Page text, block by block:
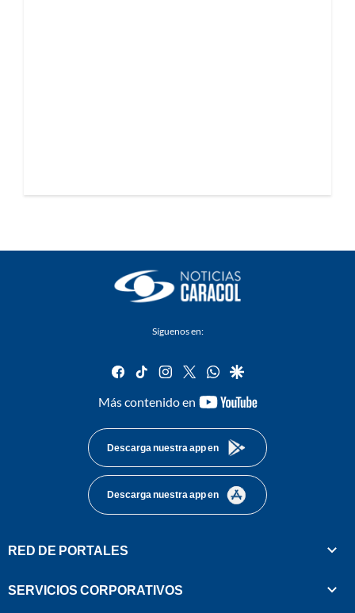
Síguenos en:
facebook
tiktok instagram
twitterwhatsapp
google
Más contenido en
youtube-
Descarga nuestra app en
Descarga nuestra app en
RED DE PORTALES
SERVICIOS CORPORATIVOS